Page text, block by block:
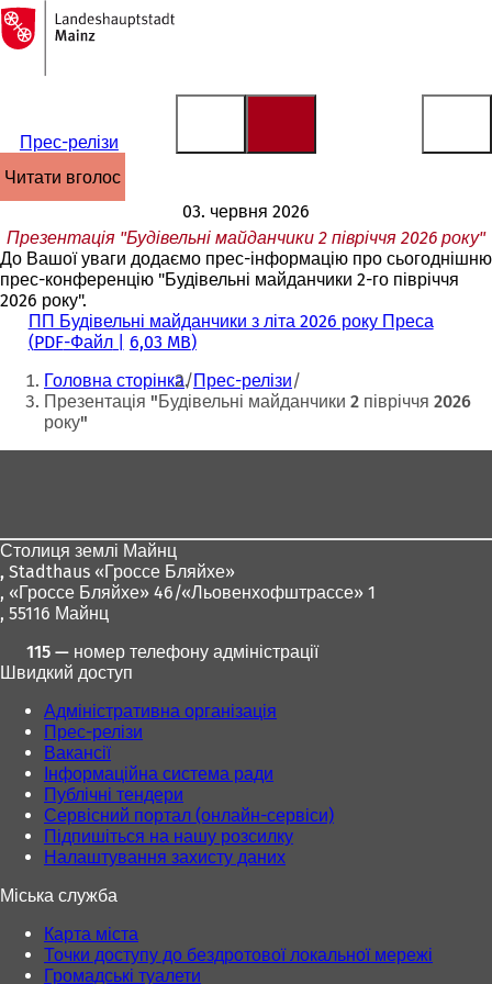
Перейти до змісту
На
головну
сторінку
Прес-релізи
читати вголос
03. червня 2026
Презентація "Будівельні майданчики 2 півріччя 2026 року"
До Вашої уваги додаємо прес-інформацію про сьогоднішню
прес-конференцію "Будівельні майданчики 2-го півріччя
2026 року".
ПП Будівельні майданчики з літа 2026 року Преса
PDF-Файл 6,03 MB
Ти
тут:
Головна сторінка Прес-релізи
Презентація "Будівельні майданчики 2 півріччя 2026
року"
Столиця землі Майнц
, Stadthaus «Гроссе Бляйхе»
, «Гроссе Бляйхе» 46/«Льовенхофштрассе» 1
, 55116 Майнц
115 — номер телефону адміністрації
Швидкий доступ
Адміністративна організація
Прес-релізи
Вакансії
Інформаційна система ради
Публічні тендери
Сервісний портал (онлайн-сервіси)
Підпишіться на нашу розсилку
Налаштування захисту даних
Міська служба
Карта міста
Точки доступу до бездротової локальної мережі
Громадські туалети